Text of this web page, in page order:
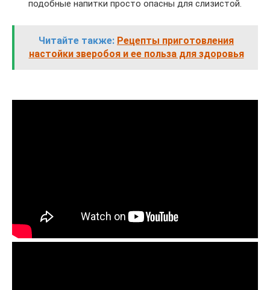
подобные напитки просто опасны для слизистой.
Читайте также: Рецепты приготовления
настойки зверобоя и ее польза для здоровья